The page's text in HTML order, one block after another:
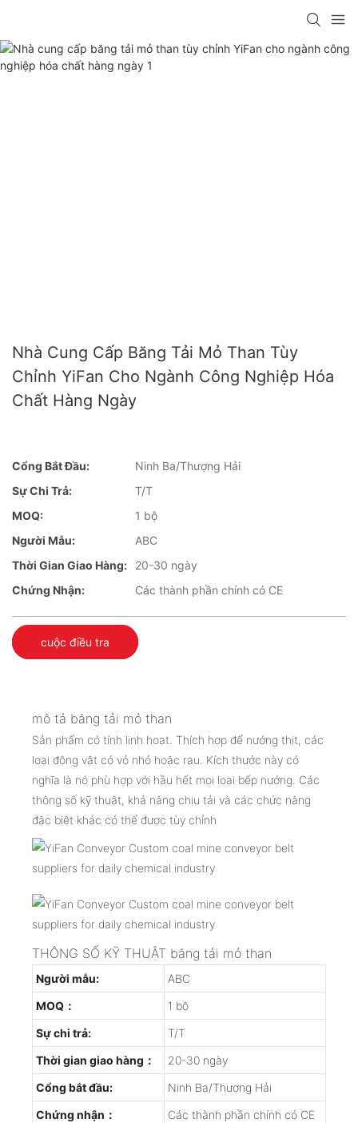
Nhà Cung Cấp Băng Tải Mỏ Than Tùy
Chỉnh YiFan Cho Ngành Công Nghiệp Hóa
Chất Hàng Ngày
Cổng Bắt Đầu:
Ninh Ba/Thượng Hải
Sự Chi Trả:
T/T
MOQ:
1 bộ
Người Mẫu:
ABC
Thời Gian Giao Hàng:
20-30 ngày
Chứng Nhận:
Các thành phần chính có CE
cuộc điều tra
mô tả băng tải mỏ than
Sản phẩm có tính linh hoạt. Thích hợp để nướng thịt, các
loại động vật có vỏ nhỏ hoặc rau. Kích thước này có
nghĩa là nó phù hợp với hầu hết mọi loại bếp nướng. Các
thông số kỹ thuật, khả năng chịu tải và các chức năng
đặc biệt khác có thể được tùy chỉnh
THÔNG SỐ KỸ THUẬT băng tải mỏ than
Người mẫu:
ABC
MOQ：
1 bộ
Sự chi trả:
T/T
Thời gian giao hàng：
20-30 ngày
Cổng bắt đầu:
Ninh Ba/Thượng Hải
Chứng nhận：
Các thành phần chính có CE